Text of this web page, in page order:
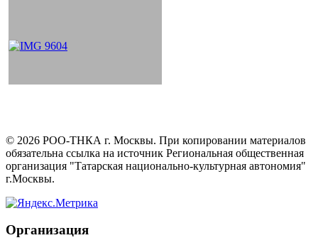
© 2026 РОО-ТНКА г. Москвы. При копировании материалов
обязательна ссылка на источник Региональная общественная
организация "Татарская национально-культурная автономия"
г.Москвы.
Организация